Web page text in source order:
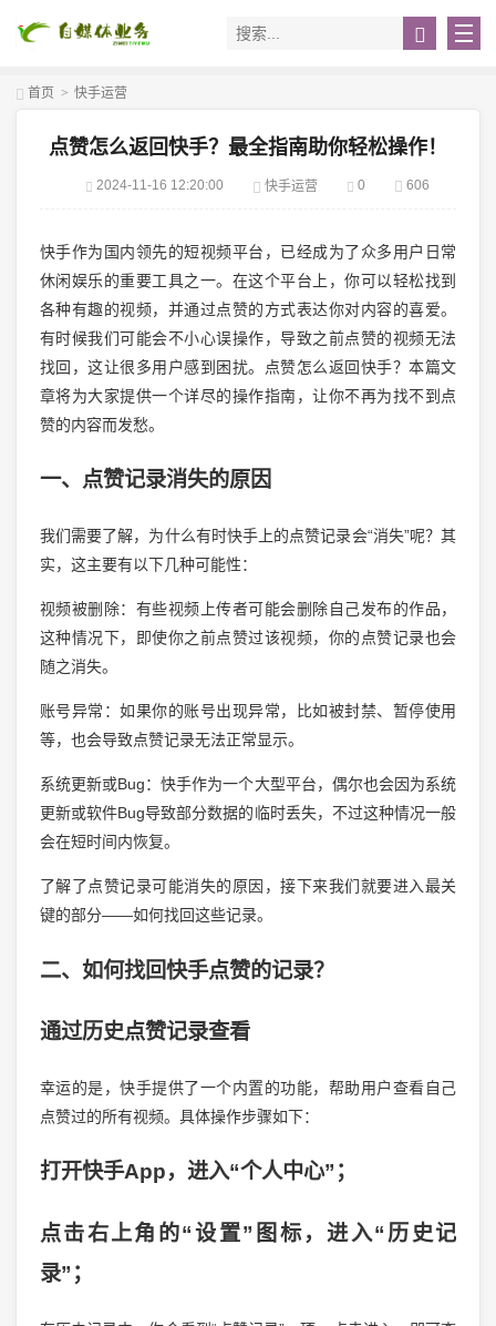
首页 > 快手运营
点赞怎么返回快手？最全指南助你轻松操作！
2024-11-16 12:20:00 快手运营 0 606
快手作为国内领先的短视频平台，已经成为了众多用户日常
休闲娱乐的重要工具之一。在这个平台上，你可以轻松找到
各种有趣的视频，并通过点赞的方式表达你对内容的喜爱。
有时候我们可能会不小心误操作，导致之前点赞的视频无法
找回，这让很多用户感到困扰。点赞怎么返回快手？本篇文
章将为大家提供一个详尽的操作指南，让你不再为找不到点
赞的内容而发愁。
一、点赞记录消失的原因
我们需要了解，为什么有时快手上的点赞记录会“消失”呢？其
实，这主要有以下几种可能性：
视频被删除：有些视频上传者可能会删除自己发布的作品，
这种情况下，即使你之前点赞过该视频，你的点赞记录也会
随之消失。
账号异常：如果你的账号出现异常，比如被封禁、暂停使用
等，也会导致点赞记录无法正常显示。
系统更新或Bug：快手作为一个大型平台，偶尔也会因为系统
更新或软件Bug导致部分数据的临时丢失，不过这种情况一般
会在短时间内恢复。
了解了点赞记录可能消失的原因，接下来我们就要进入最关
键的部分——如何找回这些记录。
二、如何找回快手点赞的记录？
通过历史点赞记录查看
幸运的是，快手提供了一个内置的功能，帮助用户查看自己
点赞过的所有视频。具体操作步骤如下：
打开快手App，进入“个人中心”；
点击右上角的“设置”图标，进入“历史记
录”；